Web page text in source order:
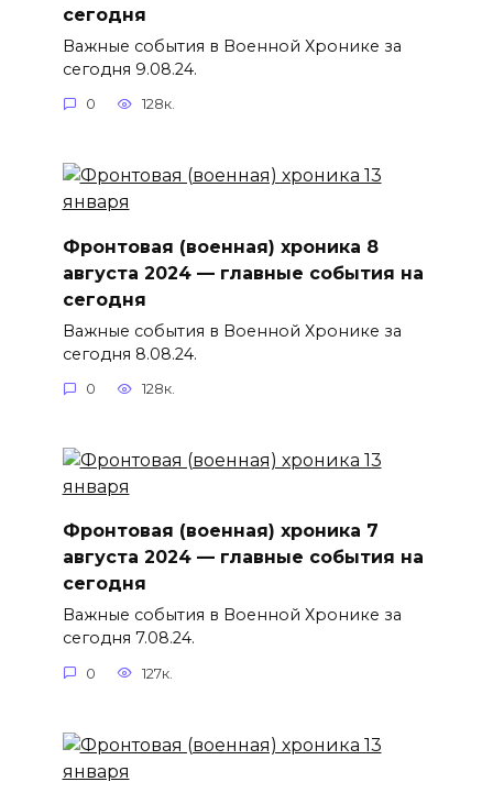
сегодня
Важные события в Военной Хронике за
сегодня 9.08.24.
0 128к.
Фронтовая (военная) хроника 8
августа 2024 — главные события на
сегодня
Важные события в Военной Хронике за
сегодня 8.08.24.
0 128к.
Фронтовая (военная) хроника 7
августа 2024 — главные события на
сегодня
Важные события в Военной Хронике за
сегодня 7.08.24.
0 127к.